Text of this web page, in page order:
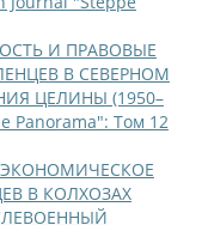
И ПРАВОВЫЕ
В СЕВЕРНОМ
ЦЕЛИНЫ (1950–
Panorama": Том 12
В КОЛХОЗАХ